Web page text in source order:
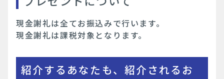
現金謝礼は全てお振込みで行います。
現金謝礼は課税対象となります。
紹介するあなたも、紹介されるお